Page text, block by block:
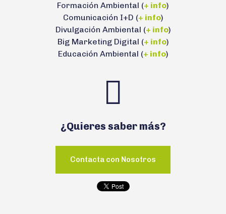
Formación Ambiental (+ info)
Comunicación I+D (+ info)
Divulgación Ambiental (+ info)
Big Marketing Digital (+ info)
Educación Ambiental (+ info)
¿Quieres saber más?
Contacta con Nosotros